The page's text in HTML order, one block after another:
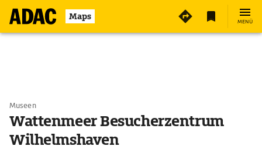
Maps MENÜ
Museen
Wattenmeer Besucherzentrum
Wilhelmshaven